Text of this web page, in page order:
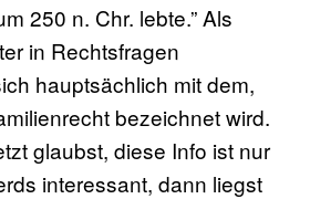
250 n. Chr. lebte.” Als
in Rechtsfragen
hauptsächlich mit dem,
bezeichnet wird.
glaubst, diese Info ist nur
interessant, dann liegst